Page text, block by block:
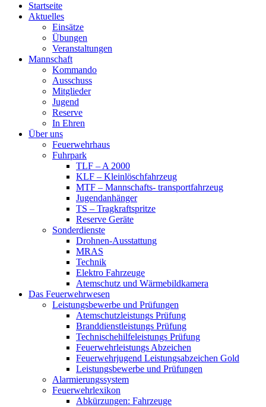
Startseite
Aktuelles
Einsätze
Übungen
Veranstaltungen
Mannschaft
Kommando
Ausschuss
Mitglieder
Jugend
Reserve
In Ehren
Über uns
Feuerwehrhaus
Fuhrpark
TLF – A 2000
KLF – Kleinlöschfahrzeug
MTF – Mannschafts- transportfahrzeug
Jugendanhänger
TS – Tragkraftspritze
Reserve Geräte
Sonderdienste
Drohnen-Ausstattung
MRAS
Technik
Elektro Fahrzeuge
Atemschutz und Wärmebildkamera
Das Feuerwehrwesen
Leistungsbewerbe und Prüfungen
Atemschutzleistungs Prüfung
Branddienstleistungs Prüfung
Technischehilfeleistungs Prüfung
Feuerwehrleistungs Abzeichen
Feuerwehrjugend Leistungsabzeichen Gold
Leistungsbewerbe und Prüfungen
Alarmierungssystem
Feuerwehrlexikon
Abkürzungen: Fahrzeuge